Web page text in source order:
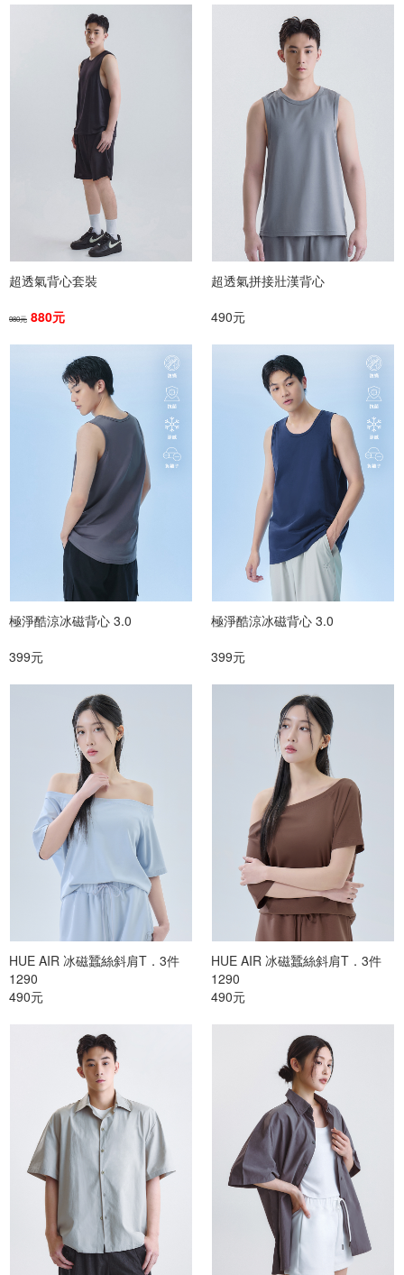
超透氣背心套裝
980元 880元
超透氣拼接壯漢背心
490元
極淨酷涼冰磁背心 3.0
399元
極淨酷涼冰磁背心 3.0
399元
HUE AIR 冰磁蠶絲斜肩T．3件
1290
490元
HUE AIR 冰磁蠶絲斜肩T．3件
1290
490元